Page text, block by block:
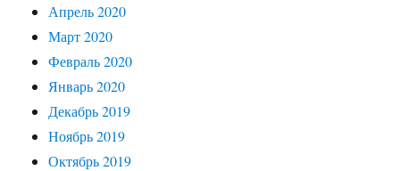
Апрель 2020
Март 2020
Февраль 2020
Январь 2020
Декабрь 2019
Ноябрь 2019
Октябрь 2019